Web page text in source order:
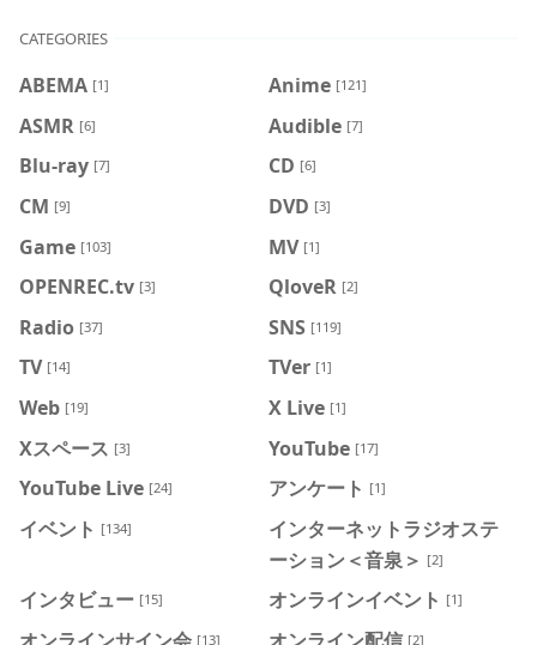
CATEGORIES
ABEMA [1] Anime [121]
ASMR [6] Audible [7]
Blu-ray [7] CD [6]
CM [9] DVD [3]
Game [103] MV [1]
OPENREC.tv [3] QloveR [2]
Radio [37] SNS [119]
TV [14] TVer [1]
Web [19] X Live [1]
Xスペース [3] YouTube [17]
YouTube Live [24] アンケート [1]
イベント [134]
インターネットラジオステ
ーション＜音泉＞ [2]
インタビュー [15] オンラインイベント [1]
オンラインサイン会 [13] オンライン配信 [2]